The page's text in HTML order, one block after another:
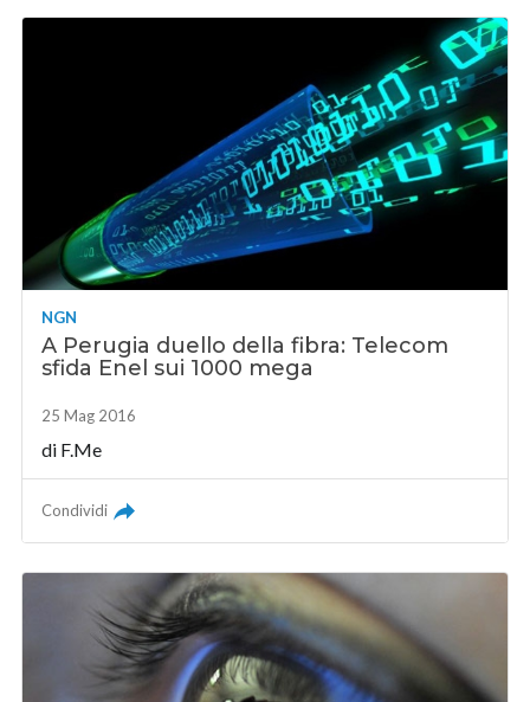
NGN
A Perugia duello della fibra: Telecom
sfida Enel sui 1000 mega
25 Mag 2016
di F.Me
Condividi